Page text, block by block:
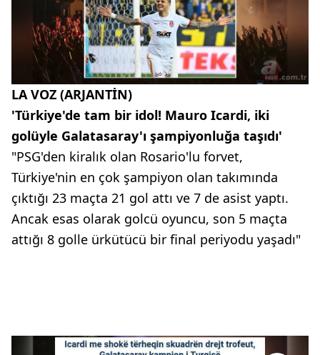
LA VOZ (ARJANTİN)
'Türkiye'de tam bir idol! Mauro Icardi, iki
golüyle Galatasaray'ı şampiyonluğa taşıdı'
"PSG'den kiralık olan Rosario'lu forvet,
Türkiye'nin en çok şampiyon olan takımında
çıktığı 23 maçta 21 gol attı ve 7 de asist yaptı.
Ancak esas olarak golcü oyuncu, son 5 maçta
attığı 8 golle ürkütücü bir final periyodu yaşadı"